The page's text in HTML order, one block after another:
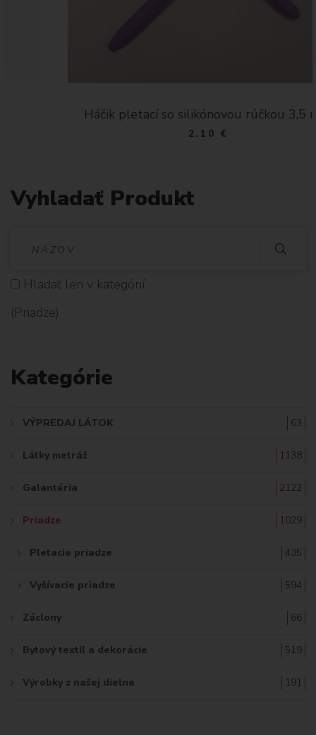
Háčik pletací so silikónovou rúčkou 3,5 mm
Vyhladať Produkt
D
Hladať len v kategórií
(Priadze)
Kategórie
VÝPREDAJ LÁTOK 63
Látky metráž 1138
Galantéria 2122
Priadze 1029
Pletacie priadze 435
Vyšívacie priadze 594
Záclony 66
Bytový textil a dekorácie 519
Výrobky z našej dielne 191